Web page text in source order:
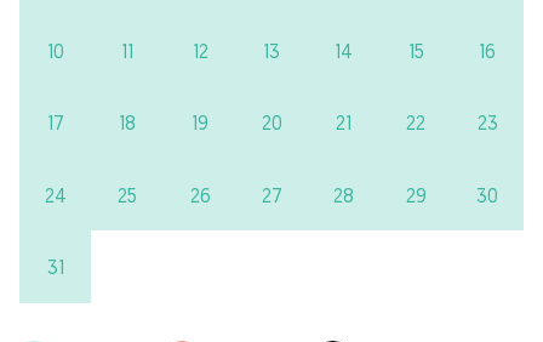
10 11 12 13 14 15 16
17 18 19 20 21 22 23
24 25 26 27 28 29 30
31